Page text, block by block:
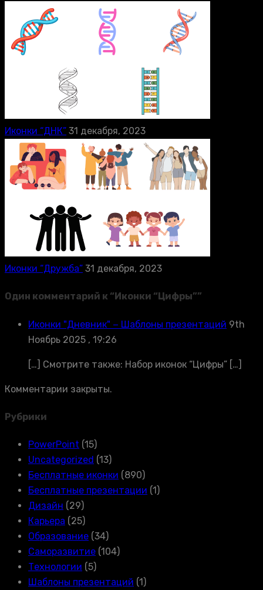
Иконки “ДНК” 31 декабря, 2023
Иконки “Дружба” 31 декабря, 2023
Один комментарий к “ Иконки “Цифры””
Иконки "Дневник" − Шаблоны презентаций 9th
Ноябрь 2025 , 19:26
[…] Смотрите также: Набор иконок “Цифры” […]
Комментарии закрыты.
Рубрики
PowerPoint (15)
Uncategorized (13)
Бесплатные иконки (890)
Бесплатные презентации (1)
Дизайн (29)
Карьера (25)
Образование (34)
Саморазвитие (104)
Технологии (5)
Шаблоны презентаций (1)